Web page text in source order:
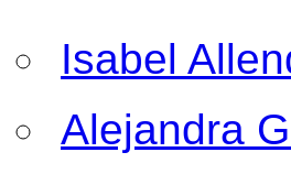
Isabel
Alejandra